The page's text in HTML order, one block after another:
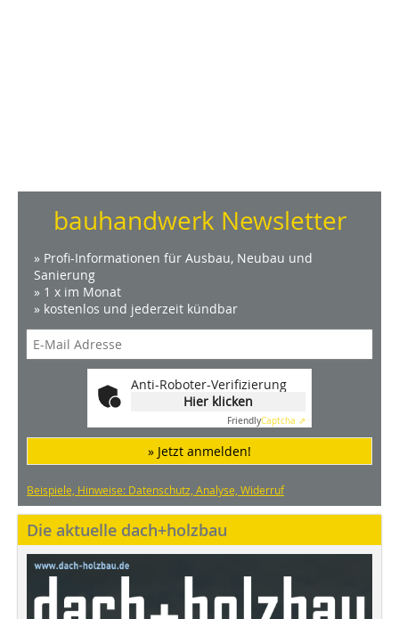
bauhandwerk Newsletter
» Profi-Informationen für Ausbau, Neubau und
Sanierung
» 1 x im Monat
» kostenlos und jederzeit kündbar
Anti-Roboter-Verifizierung
Hier klicken
FriendlyCaptcha ⇗
» Jetzt anmelden!
Beispiele, Hinweise: Datenschutz, Analyse, Widerruf
Die aktuelle dach+holzbau